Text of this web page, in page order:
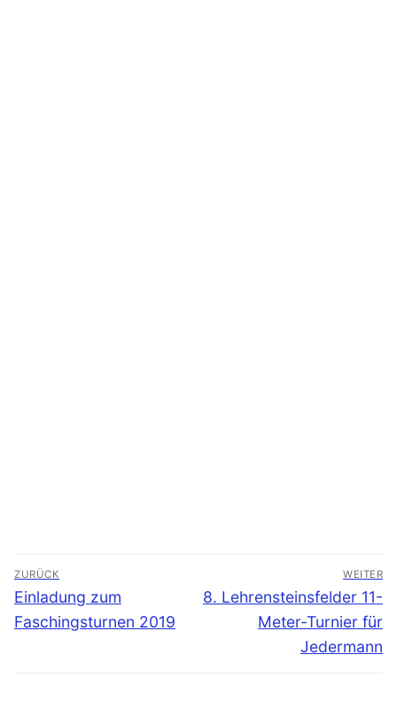
Beitragsnavigation
ZURÜCK
Vorheriger
Beitrag:
Einladung zum
Faschingsturnen 2019
WEITER
Nächster
8. Lehrensteinsfelder 11-
Meter-Turnier für
Jedermann